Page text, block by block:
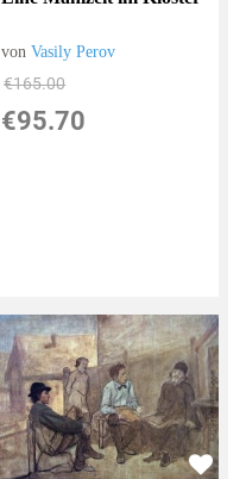
vonVasily Perov
€165.00
€95.70